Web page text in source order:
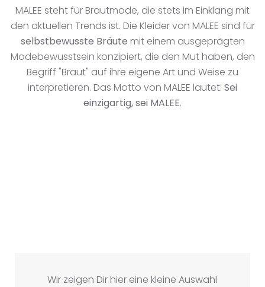
MALEE steht für Brautmode, die stets im Einklang mit
den aktuellen Trends ist. Die Kleider von MALEE sind für
selbstbewusste Bräute mit einem ausgeprägten
Modebewusstsein konzipiert, die den Mut haben, den
Begriff "Braut" auf ihre eigene Art und Weise zu
interpretieren. Das Motto von MALEE lautet: Sei
einzigartig, sei MALEE.
Wir zeigen Dir hier eine kleine Auswahl